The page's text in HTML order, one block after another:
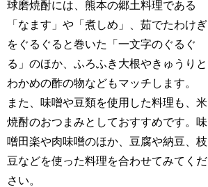
球磨焼酎には、熊本の郷土料理である
「なます」や「煮しめ」、茹でたわけぎ
をぐるぐると巻いた「一文字のぐるぐ
る」のほか、ふろふき大根やきゅうりと
わかめの酢の物などもマッチします。
また、味噌や豆類を使用した料理も、米
焼酎のおつまみとしておすすめです。味
噌田楽や肉味噌のほか、豆腐や納豆、枝
豆などを使った料理を合わせてみてくだ
さい。